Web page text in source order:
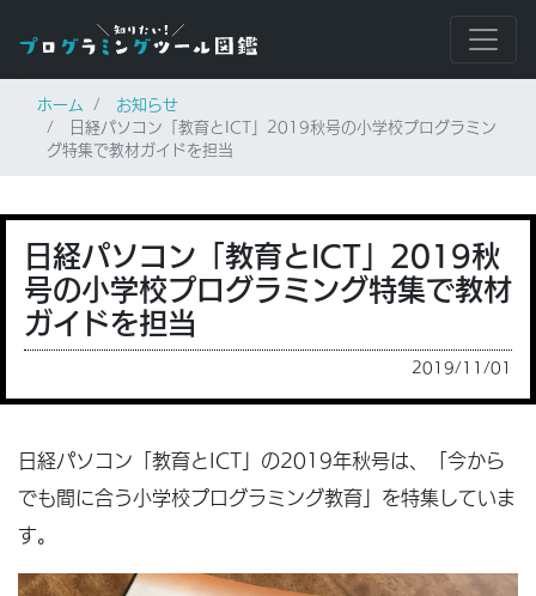
ホーム
お知らせ
日経パソコン「教育とICT」2019秋号の小学校プログラミン
グ特集で教材ガイドを担当
日経パソコン「教育とICT」2019秋
号の小学校プログラミング特集で教材
ガイドを担当
2019/11/01
日経パソコン「教育とICT」の2019年秋号は、「今から
でも間に合う小学校プログラミング教育」を特集していま
す。